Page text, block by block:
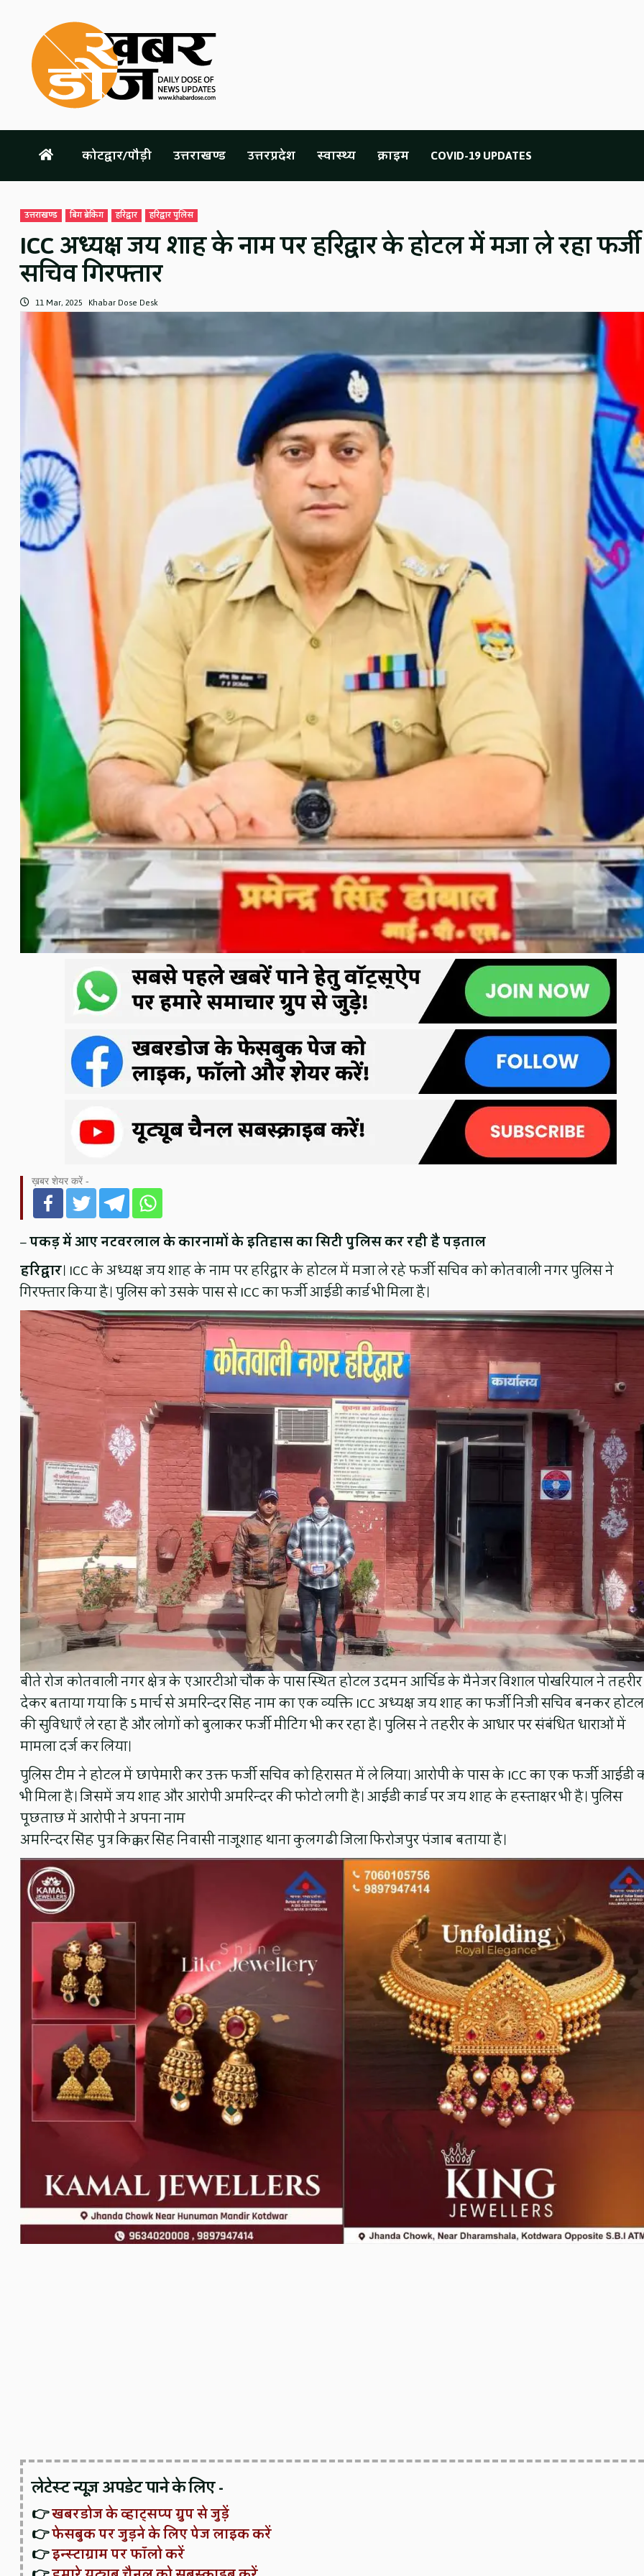
content
कोटद्वार/पौड़ी उत्तराखण्ड उत्तरप्रदेश स्वास्थ्य क्राइम COVID-19 UPDATES
उत्तराखण्ड बिग ब्रेकिंग हरिद्वार हरिद्वार पुलिस
ICC अध्यक्ष जय शाह के नाम पर हरिद्वार के होटल में मजा ले रहा फर्जी
सचिव गिरफ्तार
11 Mar, 2025 Khabar Dose Desk
ख़बर शेयर करें -
–पकड़ में आए नटवरलाल के कारनामों के इतिहास का सिटी पुलिस कर रही है पड़ताल
हरिद्वार। ICC के अध्यक्ष जय शाह के नाम पर हरिद्वार के होटल में मजा ले रहे फर्जी सचिव को कोतवाली नगर पुलिस ने
गिरफ्तार किया है। पुलिस को उसके पास से ICC का फर्जी आईडी कार्ड भी मिला है।
बीते रोज कोतवाली नगर क्षेत्र के एआरटीओ चौक के पास स्थित होटल उदमन आर्चिड के मैनेजर विशाल पोखरियाल ने तहरीर
देकर बताया गया कि 5 मार्च से अमरिन्दर सिंह नाम का एक व्यक्ति ICC अध्यक्ष जय शाह का फर्जी निजी सचिव बनकर होटल
की सुविधाएँ ले रहा है और लोगों को बुलाकर फर्जी मीटिंग भी कर रहा है। पुलिस ने तहरीर के आधार पर संबंधित धाराओं में
मामला दर्ज कर लिया।
पुलिस टीम ने होटल में छापेमारी कर उक्त फर्जी सचिव को हिरासत में ले लिया। आरोपी के पास के ICC का एक फर्जी आईडी
भी मिला है। जिसमें जय शाह और आरोपी अमरिन्दर की फोटो लगी है। आईडी कार्ड पर जय शाह के हस्ताक्षर भी है। पुलिस
पूछताछ में आरोपी ने अपना नाम
अमरिन्दर सिंह पुत्र किक्कर सिंह निवासी नाजूशाह थाना कुलगढी जिला फिरोजपुर पंजाब बताया है।
लेटेस्ट न्यूज़ अपडेट पाने के लिए -
👉खबरडोज के व्हाट्सप्प ग्रुप से जुड़ें
👉फेसबुक पर जुड़ने के लिए पेज लाइक करें
👉इन्स्टाग्राम पर फॉलो करें